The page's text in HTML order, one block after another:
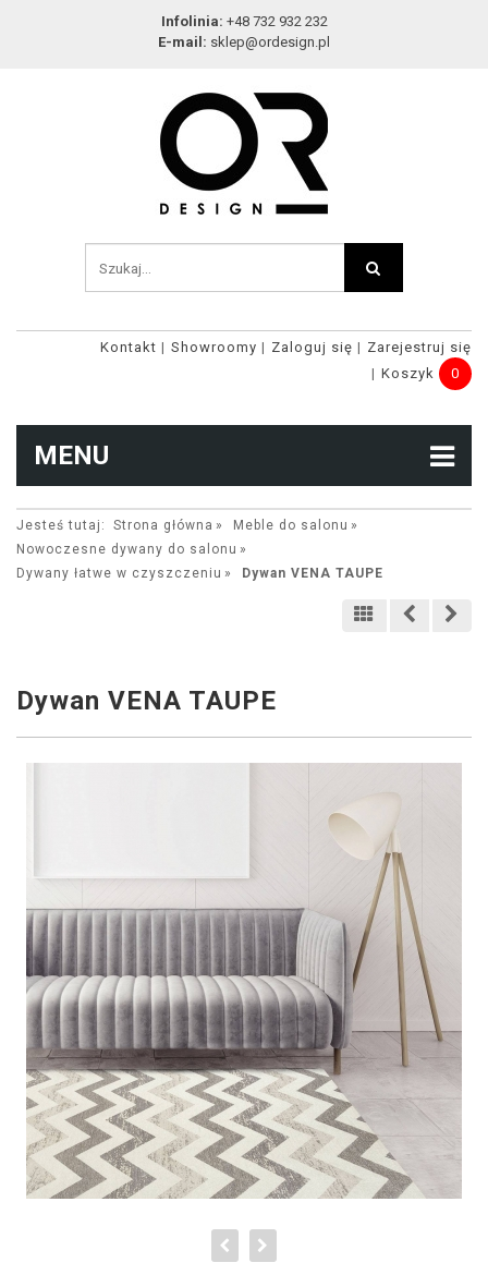
Infolinia: +48 732 932 232
E-mail: sklep@ordesign.pl
Kontakt Showroomy Zaloguj się
Zarejestruj się
Koszyk
0
MENU
Jesteś tutaj: Strona główna
Meble do salonu
Nowoczesne dywany do salonu
Dywany łatwe w czyszczeniu
Dywan VENA TAUPE
Dywan VENA TAUPE